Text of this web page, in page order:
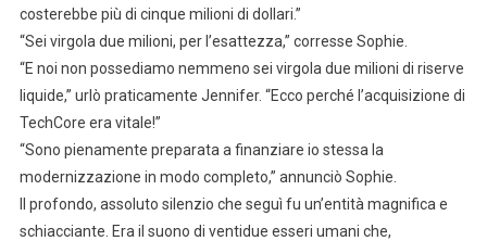
costerebbe più di cinque milioni di dollari.”
“Sei virgola due milioni, per l’esattezza,” corresse Sophie.
“E noi non possediamo nemmeno sei virgola due milioni di riserve
liquide,” urlò praticamente Jennifer. “Ecco perché l’acquisizione di
TechCore era vitale!”
“Sono pienamente preparata a finanziare io stessa la
modernizzazione in modo completo,” annunciò Sophie.
Il profondo, assoluto silenzio che seguì fu un’entità magnifica e
schiacciante. Era il suono di ventidue esseri umani che,